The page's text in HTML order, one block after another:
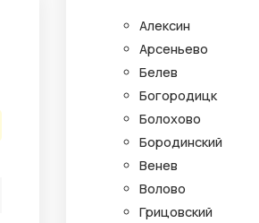
Алексин
Арсеньево
Белев
Богородицк
Болохово
Бородинский
Венев
Волово
Грицовский